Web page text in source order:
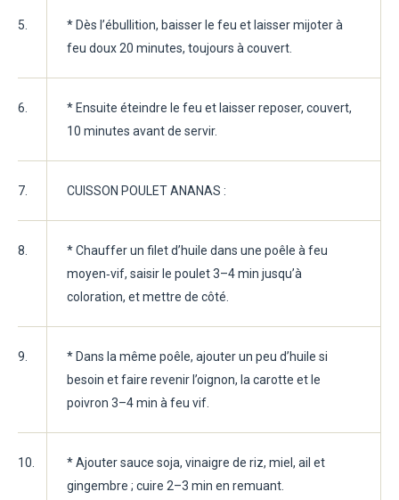
5.
* Dès l’ébullition, baisser le feu et laisser mijoter à
feu doux 20 minutes, toujours à couvert.
6.
* Ensuite éteindre le feu et laisser reposer, couvert,
10 minutes avant de servir.
7. CUISSON POULET ANANAS :
8.
* Chauffer un filet d’huile dans une poêle à feu
moyen‑vif, saisir le poulet 3–4 min jusqu’à
coloration, et mettre de côté.
9.
* Dans la même poêle, ajouter un peu d’huile si
besoin et faire revenir l’oignon, la carotte et le
poivron 3–4 min à feu vif.
10.
* Ajouter sauce soja, vinaigre de riz, miel, ail et
gingembre ; cuire 2–3 min en remuant.